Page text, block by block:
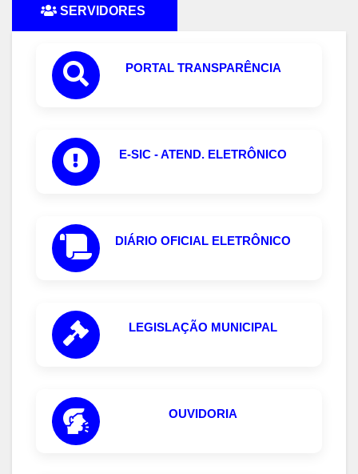
SERVIDORES
PORTAL TRANSPARÊNCIA
E-SIC - ATEND. ELETRÔNICO
DIÁRIO OFICIAL ELETRÔNICO
LEGISLAÇÃO MUNICIPAL
OUVIDORIA